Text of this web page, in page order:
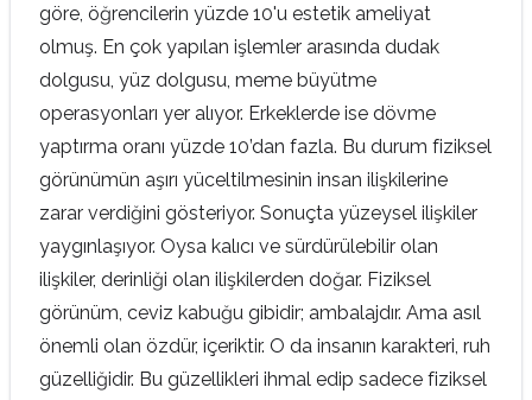
göre, öğrencilerin yüzde 10'u estetik ameliyat
olmuş. En çok yapılan işlemler arasında dudak
dolgusu, yüz dolgusu, meme büyütme
operasyonları yer alıyor. Erkeklerde ise dövme
yaptırma oranı yüzde 10’dan fazla. Bu durum fiziksel
görünümün aşırı yüceltilmesinin insan ilişkilerine
zarar verdiğini gösteriyor. Sonuçta yüzeysel ilişkiler
yaygınlaşıyor. Oysa kalıcı ve sürdürülebilir olan
ilişkiler, derinliği olan ilişkilerden doğar. Fiziksel
görünüm, ceviz kabuğu gibidir; ambalajdır. Ama asıl
önemli olan özdür, içeriktir. O da insanın karakteri, ruh
güzelliğidir. Bu güzellikleri ihmal edip sadece fiziksel